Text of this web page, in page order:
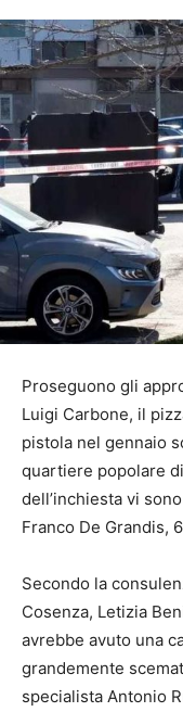
Proseguono gli
Luigi Carbone, il
pistola nel gennaio
quartiere popolare
dell’inchiesta vi
Franco De Grandis,
Secondo la
Cosenza, Letizia
avrebbe avuto una
grandemente
specialista Antonio